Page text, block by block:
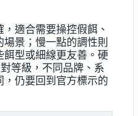
適合需要操控假餌、
景；慢一點的調性則
型或細線更友善。硬
等級，不同品牌、系
仍要回到官方標示的